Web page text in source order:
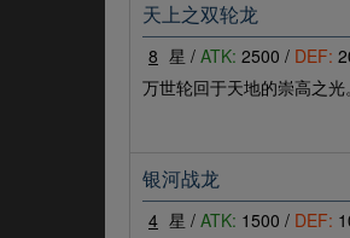
天上之双轮龙
8 星 / ATK: 2500 / DEF:
万世轮回于天地的崇高之
银河战龙
4 星 / ATK: 1500 / DEF: